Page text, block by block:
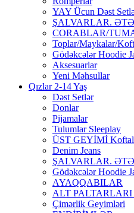
YAY Ücun Dəst
ŞALVARLAR.
CORABLAR/
Toplar/Maykalar/
Gödəkcələr Hoodie
Aksesuarlar
Yeni Məhsullar
Qızlar 2-14 Yaş
Dəst Setlər
Donlar
Pijamalar
Tulumlar Sleeplay
ÜST GEYİMİ
Denim Jeans
ŞALVARLAR.
Gödəkcələr Hoodie
AYAQQABILAR
ALT
Çimərlik Geyimləri